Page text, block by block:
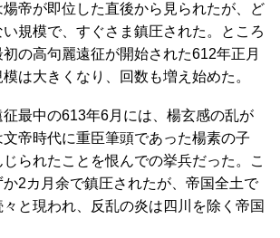
帝が即位した直後から見られたが、ど
規模で、すぐさま鎮圧された。ところ
の高句麗遠征が開始された612年正月
は大きくなり、回数も増え始めた。
最中の613年6月には、楊玄感の乱が
帝時代に重臣筆頭であった楊素の子
られたことを恨んでの挙兵だった。こ
2カ月余で鎮圧されたが、帝国全土で
と現われ、反乱の炎は四川を除く帝国